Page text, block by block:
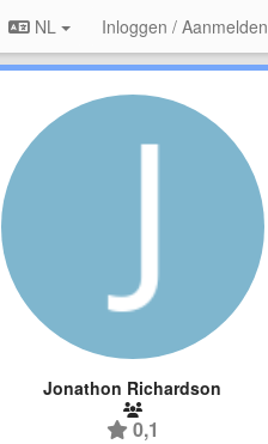
NL Inloggen / Aanmelden
Jonathon Richardson
0,1